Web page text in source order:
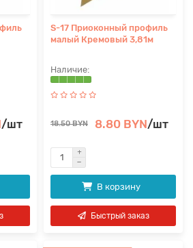
/шт
S-17 Приоконный профиль
малый Кремовый 3,81м
18.50 BYN 8.80 BYN/шт
В корзину
Быстрый заказ